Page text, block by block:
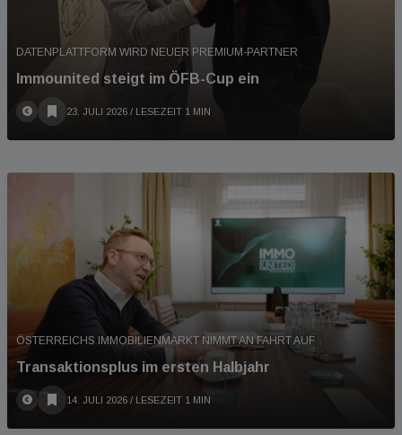
DATENPLATTFORM WIRD NEUER PREMIUM-PARTNER
Immounited steigt im ÖFB-Cup ein
23. JULI 2026 / LESEZEIT 1 MIN
ÖSTERREICHS IMMOBILIENMARKT NIMMT AN FAHRT AUF
Transaktionsplus im ersten Halbjahr
14. JULI 2026 / LESEZEIT 1 MIN